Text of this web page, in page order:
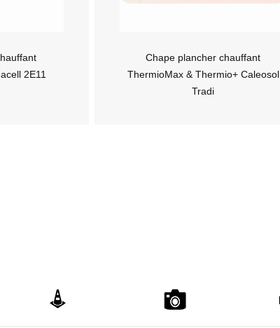
2E11
Chape plancher chauffant
ThermioMax & Thermio+ Caleosol
Tradi